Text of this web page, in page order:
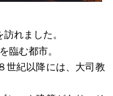
れました。
を臨む都市。
世紀以降には、大司教